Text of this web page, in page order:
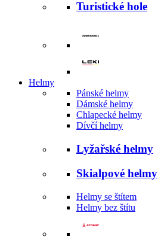
Turistické hole
Helmy
Pánské helmy
Dámské helmy
Chlapecké helmy
Dívčí helmy
Lyžařské helmy
Skialpové helmy
Helmy se štítem
Helmy bez štítu